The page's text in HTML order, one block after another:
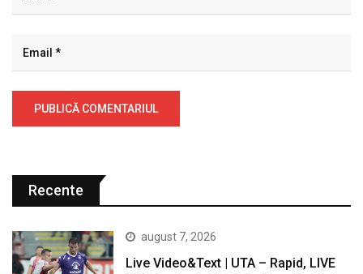
Recente
august 7, 2026
Live Video&Text | UTA – Rapid, LIVE